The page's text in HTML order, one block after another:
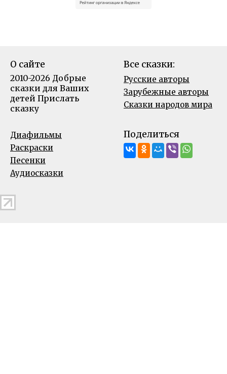
О сайте
2010-2026 Добрые
сказки для Ваших
детей Прислать
сказку
Все сказки:
Русские авторы
Зарубежные авторы
Сказки народов мира
Диафильмы
Раскраски
Песенки
Аудиосказки
Поделиться